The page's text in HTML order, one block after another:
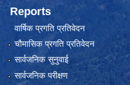
Reports
वार्षिक प्रगति प्रतिवेदन
चौमासिक प्रगति प्रतिवेदन
सार्वजनिक सुनुवाई
सार्वजनिक परीक्षण